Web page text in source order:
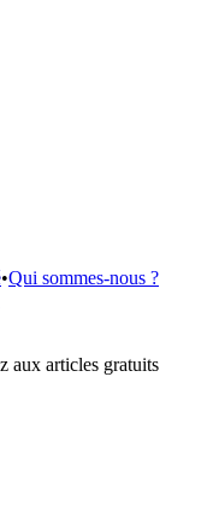
•Qui sommes-nous ?
abonnés
aux articles gratuits